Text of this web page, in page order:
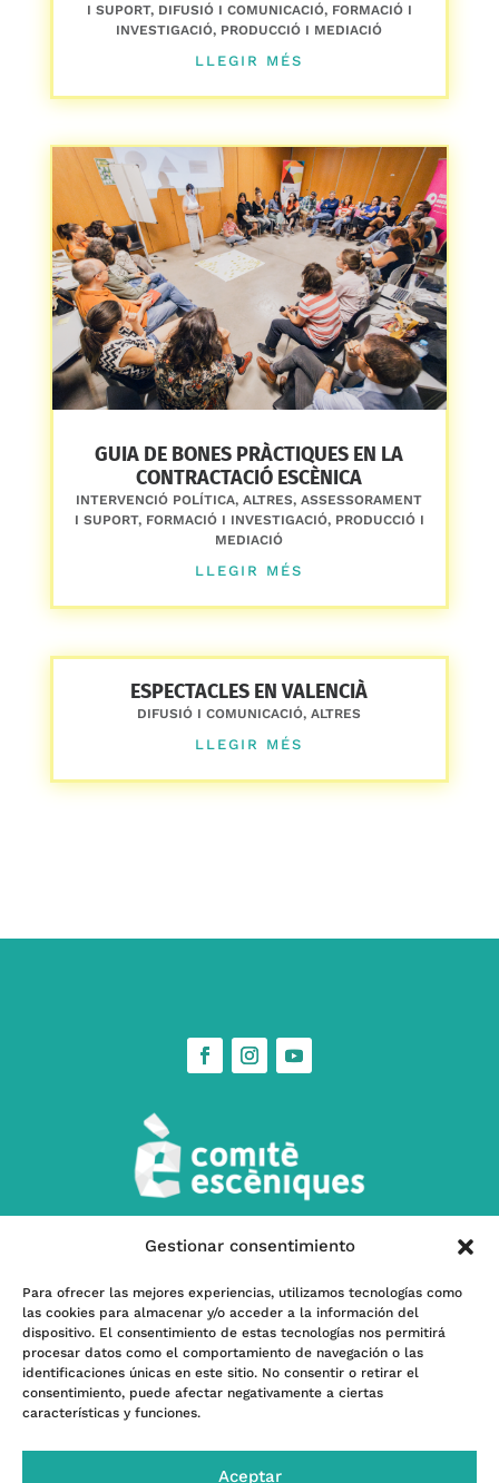
Gestionar consentimiento
Para ofrecer las mejores experiencias, utilizamos tecnologías como
las cookies para almacenar y/o acceder a la información del
dispositivo. El consentimiento de estas tecnologías nos permitirá
procesar datos como el comportamiento de navegación o las
identificaciones únicas en este sitio. No consentir o retirar el
consentimiento, puede afectar negativamente a ciertas
características y funciones.
Aceptar
I SUPORT, DIFUSIÓ I COMUNICACIÓ, FORMACIÓ I
INVESTIGACIÓ, PRODUCCIÓ I MEDIACIÓ
LLEGIR MÉS
GUIA DE BONES PRÀCTIQUES EN LA
CONTRACTACIÓ ESCÈNICA
INTERVENCIÓ POLÍTICA,ALTRES,ASSESSORAMENT
I SUPORT, FORMACIÓ I INVESTIGACIÓ, PRODUCCIÓ I
MEDIACIÓ
LLEGIR MÉS
ESPECTACLES EN VALENCIÀ
DIFUSIÓ I COMUNICACIÓ,ALTRES
LLEGIR MÉS
w Contacta’ns
l Subscriu-te a nostra Newsletter
Programa kit Digital – Financiado por la Unión
Europea -Next GenerationEU- |Financiado por el
INAEM, Ministerio de Cultura y Deporte